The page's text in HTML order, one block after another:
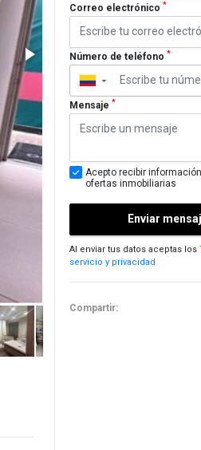
Correo electrónico *
Número de teléfono *
▼
Mensaje *
Acepto recibir
ofertas inmobiliarias
Enviar
Al enviar tus datos aceptas los
servicio y privacidad
Compartir: